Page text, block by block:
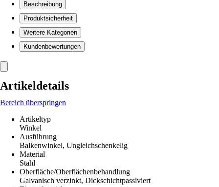
Beschreibung
Produktsicherheit
Weitere Kategorien
Kundenbewertungen
Artikeldetails
Bereich überspringen
Artikeltyp
Winkel
Ausführung
Balkenwinkel, Ungleichschenkelig
Material
Stahl
Oberfläche/Oberflächenbehandlung
Galvanisch verzinkt, Dickschichtpassiviert